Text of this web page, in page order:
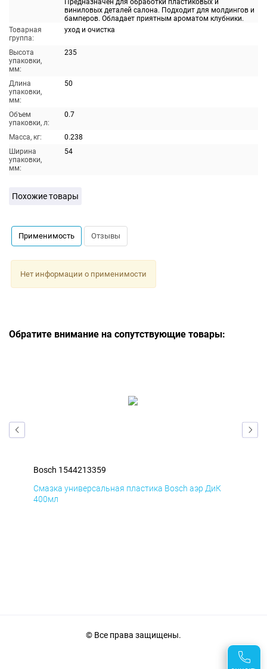
Предназначен для обработки пластиковых и
виниловых деталей салона. Подходит для молдингов и
бамперов. Обладает приятным ароматом клубники.
Товарная
группа:
уход и очистка
Высота
упаковки,
мм:
235
Длина
упаковки,
мм:
50
Объем
упаковки, л:
0.7
Масса, кг:
0.238
Ширина
упаковки,
мм:
54
Похожие товары
Применимость Отзывы
Нет информации о применимости
Обратите внимание на сопутствующие товары:
Bosch 1544213359
Смазка универсальная пластика Bosch аэр ДиК
400мл
© Все права защищены.